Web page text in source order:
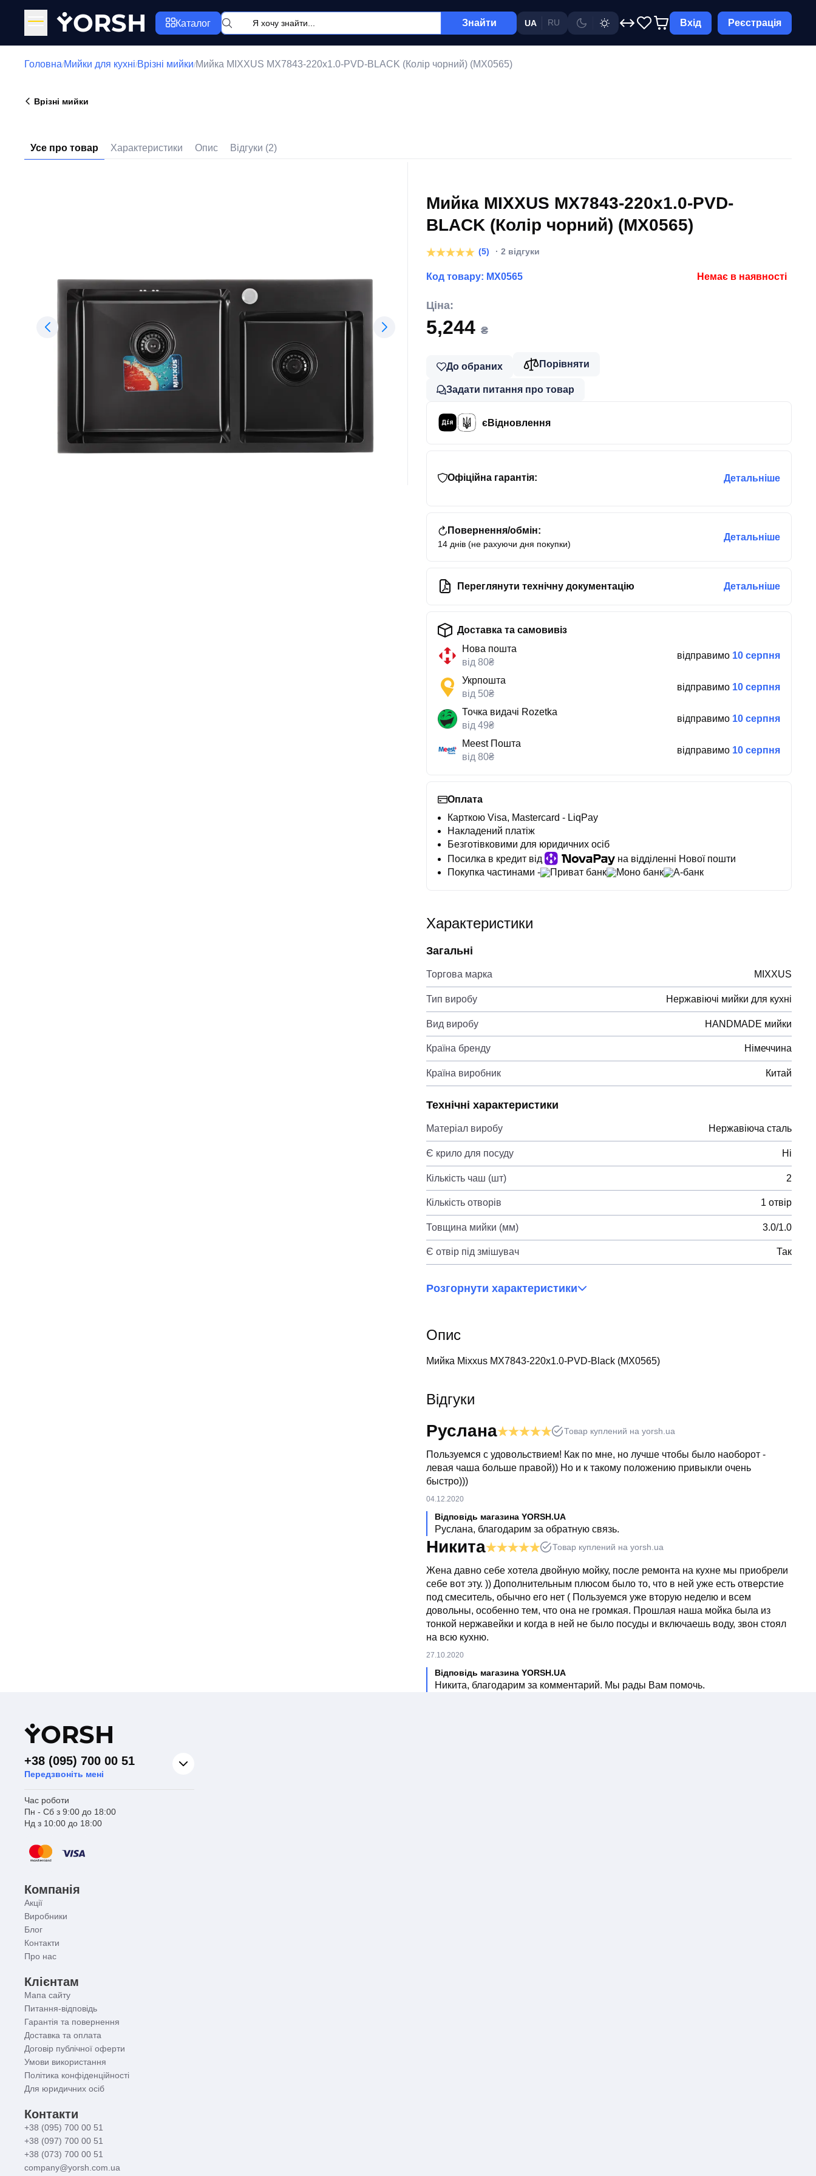
YORSH Каталог Знайти UA RU Вхід Реєстрація
Головна/Мийки для кухні/Врізні мийки/Мийка MIXXUS MX7843-220x1.0-PVD-BLACK (Колір чорний) (MX0565)
Врізні мийки
Усе про товар Характеристики Опис Відгуки (2)
Мийка MIXXUS MX7843-220x1.0-PVD-
BLACK (Колір чорний) (MX0565)
(5) · 2 відгуки
Код товару: MX0565 Немає в наявності
Ціна:
5,244 ₴
До обраних Порівняти
Задати питання про товар
єВідновлення
Офіційна гарантія: Детальніше
Повернення/обмін:
14 днів (не рахуючи дня покупки)
Детальніше
Переглянути технічну документацію Детальніше
Доставка та самовивіз
Нова пошта
від 80₴
відправимо 10 серпня
Укрпошта
від 50₴
відправимо 10 серпня
Точка видачі Rozetka
від 49₴
відправимо 10 серпня
Meest Пошта
від 80₴
відправимо 10 серпня
Оплата
Карткою Visa, Mastercard - LiqPay
Накладений платіж
Безготівковими для юридичних осіб
Посилка в кредит від
на відділенні Нової пошти
Покупка частинами -
Приват банк Моно банк А-банк
Характеристики
Загальні
Торгова марка MIXXUS
Тип виробу Нержавіючі мийки для кухні
Вид виробу HANDMADE мийки
Країна бренду Німеччина
Країна виробник Китай
Технічні характеристики
Матеріал виробу Нержавіюча сталь
Є крило для посуду Ні
Кількість чаш (шт) 2
Кількість отворів 1 отвір
Товщина мийки (мм) 3.0/1.0
Є отвір під змішувач Так
Розгорнути характеристики
Опис
Мийка Mixxus MX7843-220x1.0-PVD-Black (MX0565)
Відгуки
Руслана Товар куплений на yorsh.ua
Пользуемся с удовольствием! Как по мне, но лучше чтобы было наоборот -
левая чаша больше правой)) Но и к такому положению привыкли очень
быстро)))
04.12.2020
Відповідь магазина YORSH.UA
Руслана, благодарим за обратную связь.
Никита Товар куплений на yorsh.ua
Жена давно себе хотела двойную мойку, после ремонта на кухне мы приобрели
себе вот эту. )) Дополнительным плюсом было то, что в ней уже есть отверстие
под смеситель, обычно его нет ( Пользуемся уже вторую неделю и всем
довольны, особенно тем, что она не громкая. Прошлая наша мойка была из
тонкой нержавейки и когда в ней не было посуды и включаешь воду, звон стоял
на всю кухню.
27.10.2020
Відповідь магазина YORSH.UA
Никита, благодарим за комментарий. Мы рады Вам помочь.
YORSH
+38 (095) 700 00 51
Передзвоніть мені
Час роботи
Пн - Сб з 9:00 до 18:00
Нд з 10:00 до 18:00
Компанія
Акції
Виробники
Блог
Контакти
Про нас
Клієнтам
Мапа сайту
Питання-відповідь
Гарантія та повернення
Доставка та оплата
Договір публічної оферти
Умови використання
Політика конфіденційності
Для юридичних осіб
Контакти
+38 (095) 700 00 51
+38 (097) 700 00 51
+38 (073) 700 00 51
company@yorsh.com.ua